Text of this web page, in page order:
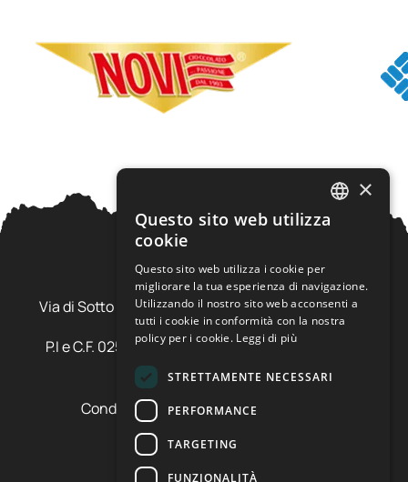
Ursus Adventures Srl
Via di Sotto Pila, 6 - 38026 Ossana (TN) Val di Sole
Trentino Alto Adige - Italia
P.I e C.F. 02577600220 - cap.soc. € 20.000,00 i.v.
Condizioni di vendita e cancellazione
Condizioni voucher
Cookie policy
×
Questo sito web utilizza
cookie
Questo sito web utilizza i cookie per
migliorare la tua esperienza di navigazione.
Utilizzando il nostro sito web acconsenti a
tutti i cookie in conformità con la nostra
policy per i cookie. Leggi di più
STRETTAMENTE NECESSARI
PERFORMANCE
TARGETING
FUNZIONALITÀ